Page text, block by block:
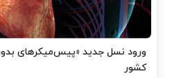
ورود نسل جدید «پیس‌میکرهای
کشور